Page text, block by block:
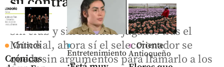
Críticos
Crónicas
Entretenimiento
Oriente
Antioqueño
Sin club y sin minutos jugados tras el
Mundial, ahora sí el seleccionador se
queda sin argumentos para llamarlo a los